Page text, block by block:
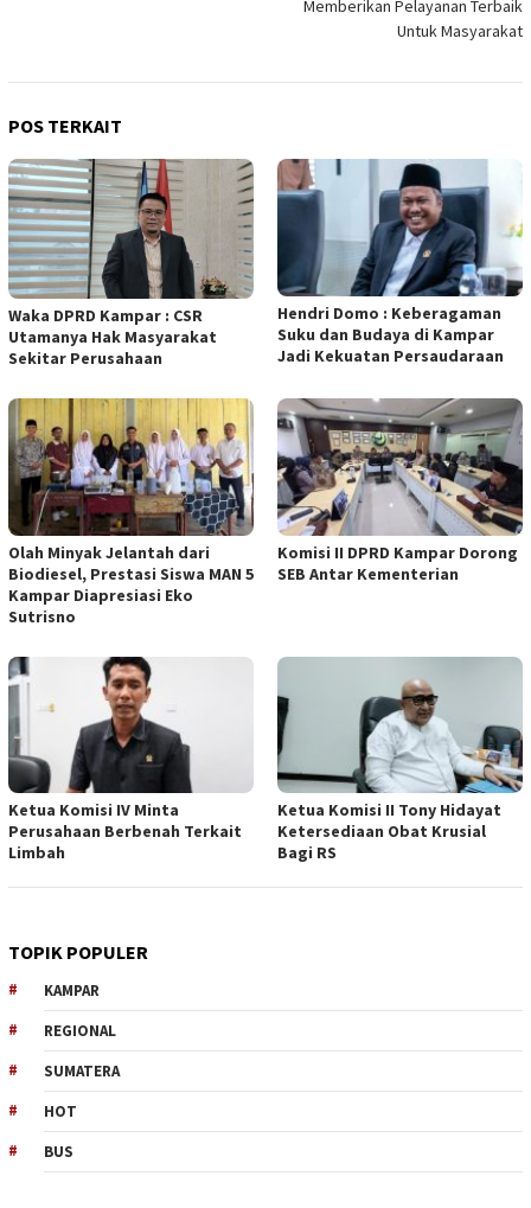
Memberikan Pelayanan Terbaik
Untuk Masyarakat
POS TERKAIT
Waka DPRD Kampar : CSR
Utamanya Hak Masyarakat
Sekitar Perusahaan
Hendri Domo : Keberagaman
Suku dan Budaya di Kampar
Jadi Kekuatan Persaudaraan
Olah Minyak Jelantah dari
Biodiesel, Prestasi Siswa MAN 5
Kampar Diapresiasi Eko
Sutrisno
Komisi II DPRD Kampar Dorong
SEB Antar Kementerian
Ketua Komisi IV Minta
Perusahaan Berbenah Terkait
Limbah
Ketua Komisi II Tony Hidayat
Ketersediaan Obat Krusial
Bagi RS
TOPIK POPULER
KAMPAR
REGIONAL
SUMATERA
HOT
BUS